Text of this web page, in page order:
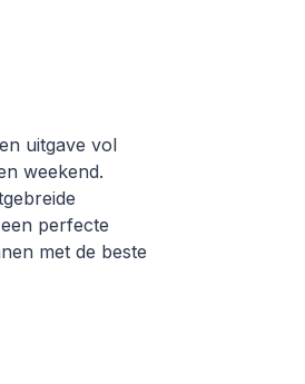
uitgave vol
weekend.
perfecte
met de beste